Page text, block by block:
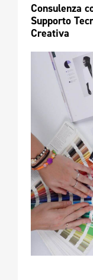
Consulenza
Supporto
Creativa